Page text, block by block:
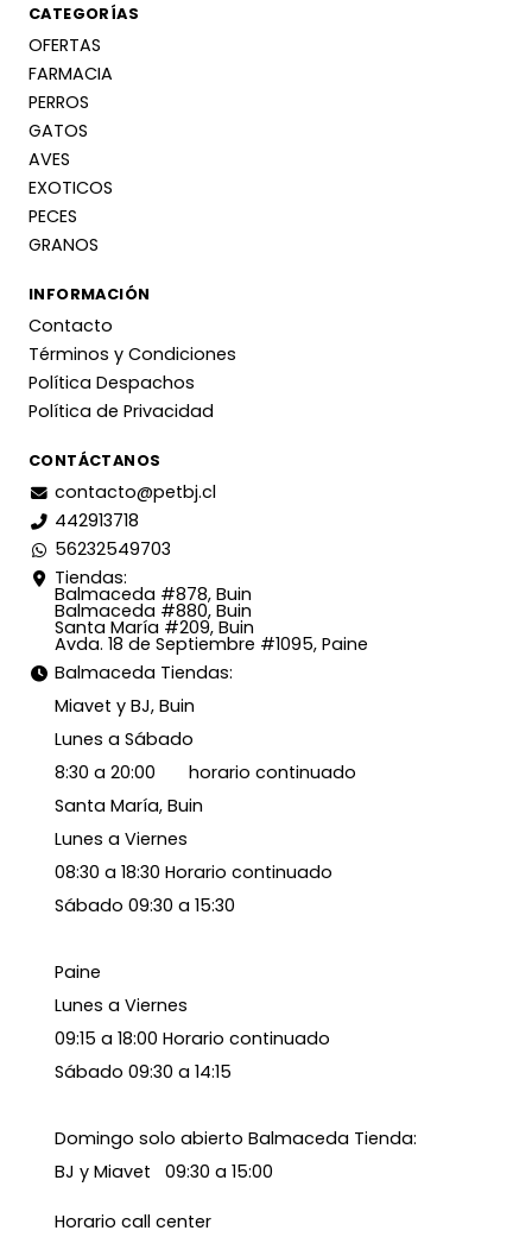
CATEGORÍAS
OFERTAS
FARMACIA
PERROS
GATOS
AVES
EXOTICOS
PECES
GRANOS
INFORMACIÓN
Contacto
Términos y Condiciones
Política Despachos
Política de Privacidad
CONTÁCTANOS
contacto@petbj.cl
442913718
56232549703
Tiendas:
Balmaceda #878, Buin
Balmaceda #880, Buin
Santa María #209, Buin
Avda. 18 de Septiembre #1095, Paine
Balmaceda Tiendas:
Miavet y BJ, Buin
Lunes a Sábado
8:30 a 20:00 horario continuado
Santa María, Buin
Lunes a Viernes
08:30 a 18:30 Horario continuado
Sábado 09:30 a 15:30
Paine
Lunes a Viernes
09:15 a 18:00 Horario continuado
Sábado 09:30 a 14:15
Domingo solo abierto Balmaceda Tienda:
BJ y Miavet 09:30 a 15:00
Horario call center